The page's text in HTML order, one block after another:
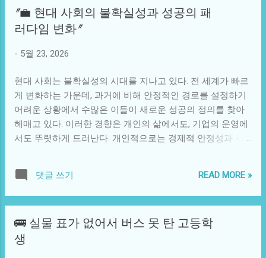
제를 해결할 수 있는 기술적 대안으로 모색되고 있다. 그러나
이러한 신기술이 도입됨에 따라 생겨나는 또 다른 문제도 있
터에 의존하게 되는 경향이 커지면 개인의 프라이버시와 안
경...
러한 세대는 경험과 감정을 중요시하며, 특히 자신이 좋아하
는 아티스트의 콘서트는 그들의 인생에서 잊지 못할 특별한
스타일, 태도, 가치관 등 다양한 요소로 그들을 매료시킨다.
로의 감정을 교류함으로써 단순한 팬덤을 넘어 소속감을 강
화하고 있다. 이와 함께 외국인 팬들의 참여가 부각되고 있다.
한국의 문화 콘텐츠는 K-POP을 통해 전세계로 퍼져 나가고
있으며, 이는 민족적 경계를 초월한 팬덤 문화를 만들어가고
있다. 각국의 팬들은 그들만의 색깔로 한국 아이돌을 받쳐 주
준다. 연예인을 향한 이들의 열망은 한국어 능력 향상, 한국
단순한 공연을 넘어 한국과 전세계 팬 간의 문화 교류의 장이
이 점차 발전하여 전 세계적으로 중요한 산업으로 자리 잡고
있다는 점이다. AI와 빅데이터는 이 티켓팅 프로세스를 혁신
"💼 현대 사회의 불확실성과 성공의 패
러다임 변화"
- 5월 23, 2026
현대 사회는 불확실성의 시대를 지나고 있다. 전 세계가 빠르
게 변화하는 가운데, 과거에 비해 안정적인 경로를 설정하기
어려운 상황에서 수많은 이들이 새로운 성공의 정의를 찾아
헤매고 있다. 이러한 경향은 개인의 삶에서도, 기업의 운영에
서도 뚜렷하게 드러난다. 개인적으로는 경제적 안정성과 사
서 겪는 불확실성은 자신감을 흔들고 심리적 부담을 가중시
킨다. 사회적 불확실성의 배경에는 여러 가지 요인이 있다. 과
거에는 경제적 안정이 이어졌던 시기와는 반대로 현재는 정
종 변수가 한꺼번에 작용하고 있다. 특히, 정보화 사회로의 전
환은 사람들이 정보와 데이터를 수집하는 방식, 그리고 이를
댓글 쓰기 READ MORE »
🚌 실물 표가 없어서 버스 못 탄 고등학
생